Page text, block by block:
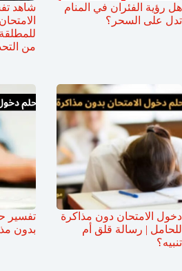
هل رؤية الفئران في المنام
تدل على السحر؟
شاهد
من
دخول الامتحان دون مذاكرة
للحامل | رسالة قلق أم
تنبيه؟
تفسير
بدون